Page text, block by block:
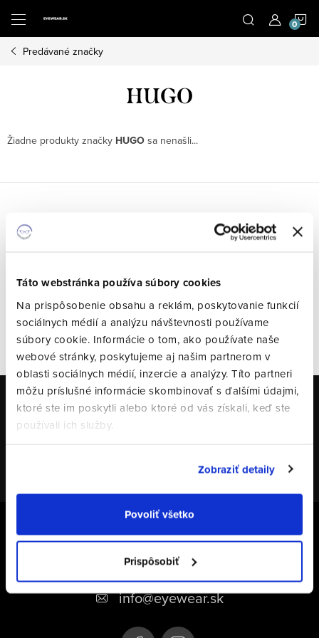
Táto webstránka používa súbory cookies
Na prispôsobenie obsahu a reklám, poskytovanie funkcií
sociálnych médií a analýzu návštevnosti používame
súbory cookie. Informácie o tom, ako používate naše
webové stránky, poskytujeme aj našim partnerom v
oblasti sociálnych médií, inzercie a analýzy. Títo partneri
môžu príslušné informácie skombinovať s ďalšími údajmi,
ktoré ste im poskytli alebo ktoré od vás získali, keď ste
používali ich služby.
Zobraziť detaily
Povoliť všetko
Prispôsobiť
obsah
Predávané značky
HUGO
Žiadne produkty značky HUGO sa nenašli...
Posledné hodnotenie
VŠETKY HODNOTENIA
Alexander Drexler
Odoberať newsletter
ä
+421 948 331 414
+421 948 331 414
info@eyewear.sk